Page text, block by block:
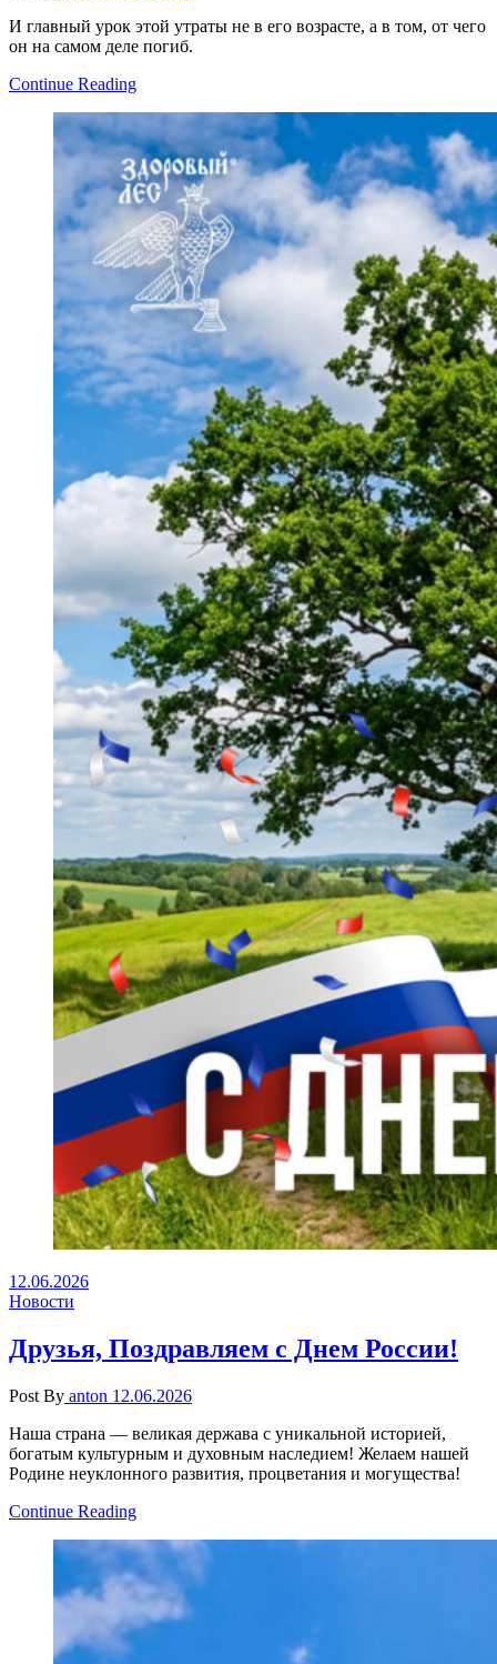
И главный урок этой утраты не в его возрасте, а в том, от чего
он на самом деле погиб.
Continue Reading
12.06.2026
Новости
Друзья, Поздравляем с Днем России!
Post By anton 12.06.2026
Наша страна — великая держава с уникальной историей,
богатым культурным и духовным наследием! Желаем нашей
Родине неуклонного развития, процветания и могущества!
Continue Reading